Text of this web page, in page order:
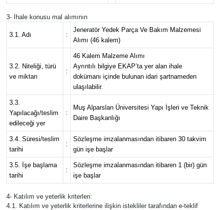
3- İhale konusu mal alımının
3.1. Adı :
Jeneratör Yedek Parça Ve Bakım Malzemesi
Alımı (46 kalem)
3.2. Niteliği, türü
ve miktarı
:
46 Kalem Malzeme Alımı
Ayrıntılı bilgiye EKAP’ta yer alan ihale
dokümanı içinde bulunan idari şartnameden
ulaşılabilir.
3.3.
Yapılacağı/teslim
edileceği yer
:
Muş Alparslan Üniversitesi Yapı İşleri ve Teknik
Daire Başkanlığı
3.4. Süresi/teslim
tarihi
:
Sözleşme imzalanmasından itibaren 30 takvim
gün işe başlar
3.5. İşe başlama
tarihi
:
Sözleşme imzalanmasından itibaren 1 (bir) gün
işe başlar
4- Katılım ve yeterlik kriterleri:
4.1. Katılım ve yeterlik kriterlerine ilişkin istekliler tarafından e-teklif